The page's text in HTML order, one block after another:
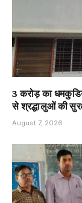
3 करोड़ का
से श्रद्धालुओं की
August 7, 2026